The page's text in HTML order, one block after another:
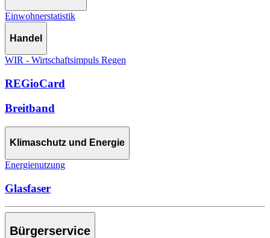
Einwohnerstatistik
Handel
WIR - Wirtschaftsimpuls Regen
REGioCard
Breitband
Klimaschutz und Energie
Energienutzung
Glasfaser
Bürgerservice